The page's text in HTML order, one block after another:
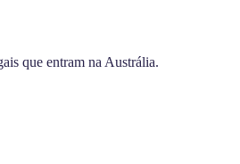
que entram na Austrália.